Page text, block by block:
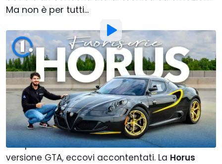
Ma non è per tutti...
Foto di:Motor1 Italy
:Alberto Carmone
5 Apralle12:00
Aggiungi Motor1.com alle
fonti preferite su Google
Se avete nostalgia dell'Alfa Romeo 4Ce vi siete
sempre chiesti come sarebbe stata una
versione GTA, eccovi accontentati. La Horus